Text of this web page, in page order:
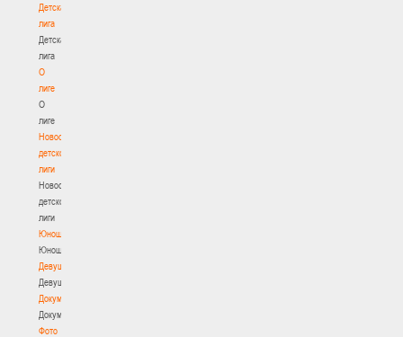
Детская
лига
Детская
лига
О
лиге
О
лиге
Новости
детской
лиги
Новости
детской
лиги
Юноши
Юноши
Девушки
Девушки
Документы
Документы
Фото